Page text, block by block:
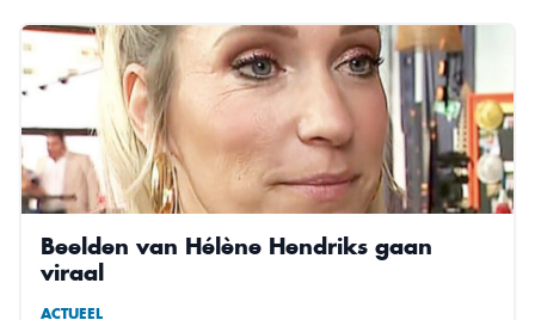
Beelden van Hélène Hendriks gaan
viraal
ACTUEEL